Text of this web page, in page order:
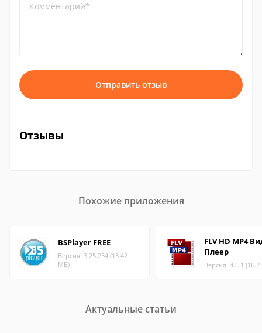
Комментарий*
Отправить отзыв
Отзывы
Похожие приложения
BSPlayer FREE
Версия: 3.25.254 (13.42
МБ)
FLV HD MP4
Плеер
Версия: 4.1.1
Актуальные статьи